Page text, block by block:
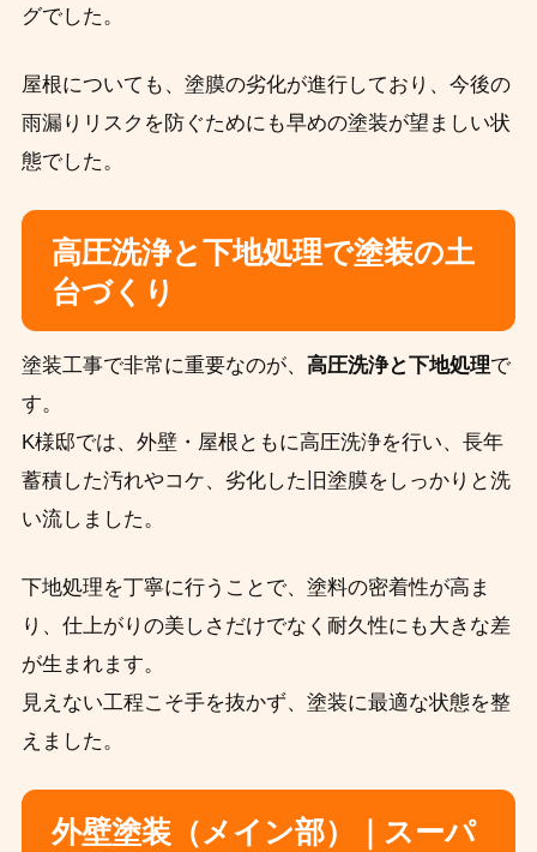
グでした。
屋根についても、塗膜の劣化が進行しており、今後の
雨漏りリスクを防ぐためにも早めの塗装が望ましい状
態でした。
高圧洗浄と下地処理で塗装の土
台づくり
塗装工事で非常に重要なのが、 高圧洗浄と下地処理で
す。
K様邸では、外壁・屋根ともに高圧洗浄を行い、長年
蓄積した汚れやコケ、劣化した旧塗膜をしっかりと洗
い流しました。
下地処理を丁寧に行うことで、塗料の密着性が高ま
り、仕上がりの美しさだけでなく耐久性にも大きな差
が生まれます。
見えない工程こそ手を抜かず、塗装に最適な状態を整
えました。
外壁塗装（メイン部）｜スーパ